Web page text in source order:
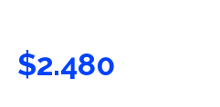
$2.480